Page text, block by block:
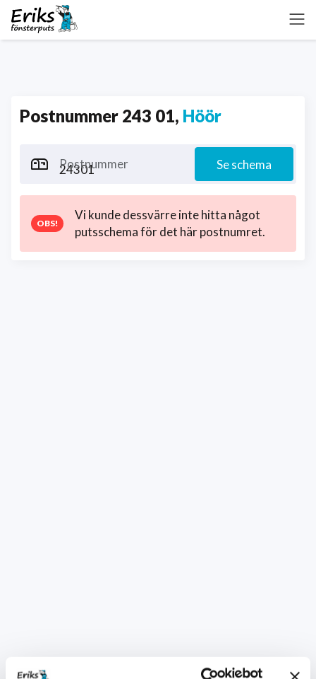
Postnummer 243 01, Höör
Postnummer Se schema
Vi kunde dessvärre inte hitta något
putsschema för det här postnumret.